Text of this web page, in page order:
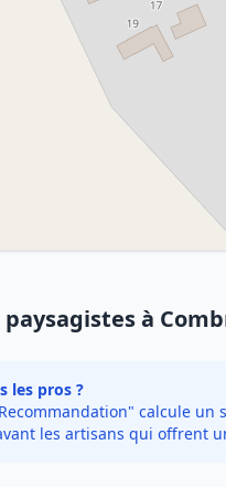
à
les pros ?
calcule un
les artisans qui offrent